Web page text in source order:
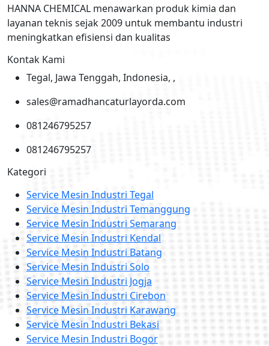
HANNA CHEMICAL menawarkan produk kimia dan
layanan teknis sejak 2009 untuk membantu industri
meningkatkan efisiensi dan kualitas
Kontak Kami
Tegal, Jawa Tenggah, Indonesia, ,
sales@ramadhancaturlayorda.com
081246795257
081246795257
Kategori
Service Mesin Industri Tegal
Service Mesin Industri Temanggung
Service Mesin Industri Semarang
Service Mesin Industri Kendal
Service Mesin Industri Batang
Service Mesin Industri Solo
Service Mesin Industri Jogja
Service Mesin Industri Cirebon
Service Mesin Industri Karawang
Service Mesin Industri Bekasi
Service Mesin Industri Bogor